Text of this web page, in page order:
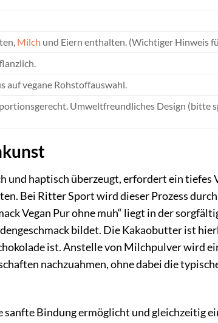
Milch und Eiern enthalten. (Wichtiger Hinweis
auf vegane Rohstoffauswahl.
Umweltfreundliches Design (bitte
und haptisch überzeugt, erfordert ein tiefes
Bei Ritter Sport wird dieser Prozess
Vegan Pur ohne muh“ liegt in der
bildet. Die Kakaobutter ist
ist. Anstelle von Milchpulver wird
nachzuahmen, ohne dabei die
Bindung ermöglicht und gleichzeitig